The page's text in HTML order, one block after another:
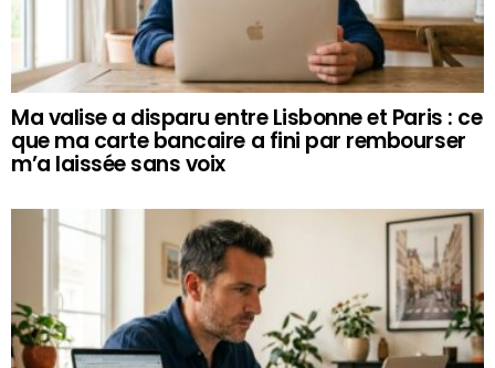
Ma valise a disparu entre Lisbonne et Paris : ce
que ma carte bancaire a fini par rembourser
m’a laissée sans voix